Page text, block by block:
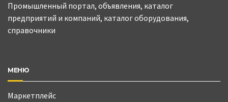
Промышленный портал, объявления, каталог
предприятий и компаний, каталог оборудования,
справочники
МЕНЮ
Маркетплейс